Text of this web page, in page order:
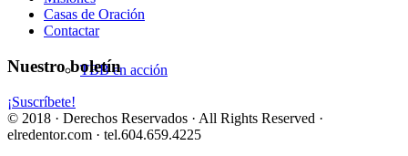
TBB en acción
Casas de Oración
Contactar
Nuestro boletín
¡Suscríbete!
© 2018 · Derechos Reservados · All Rights Reserved ·
elredentor.com · tel.604.659.4225